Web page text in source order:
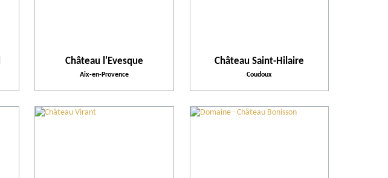
Château l'Evesque
Aix-en-Provence
Château Saint-Hilaire
Coudoux